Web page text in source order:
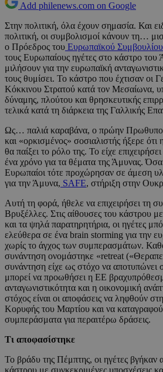
Add philenews.com on Google
Στην πολιτική, όλα έχουν σημασία. Και
πολιτική, οι συμβολισμοί κάνουν τη…
ο Πρόεδρος του Ευρωπαϊκού Συμβουλίου
τους Ευρωπαίους ηγέτες στο κάστρο του
μιλήσουν για την ευρωπαϊκή
τους θυμίσει. Το κάστρο που έχτισαν οι
Κόκκινου Στρατού κατά τον Μεσαίωνα,
δύναμης, πλούτου και θρησκευτικής
τελικά κατά τη διάρκεια της Γαλλικής
Ως… παλιά καραβάνα, ο πρώην
και «ορκισμένος» σοσιαλιστής ήξερε ότι
θα παίξει το ρόλο της. Το είχε
ένα χρόνο για τα θέματα της Άμυνας. Όσα
Ευρωπαίοι τότε προχώρησαν σε άμεση
για την Άμυνα, SAFE, στήριξη στην
Αυτή τη φορά, ήθελε να επιχειρήσει τη
Βρυξέλλες. Στις αίθουσες του κάστρου
και τα ψηλά παρατηρητήρια, οι ηγέτες
ελεύθερα σε ένα brain storming για την
χωρίς το άγχος των συμπερασμάτων.
συνάντηση ονομάστηκε «retreat
συνάντηση είχε ως στόχο να αποτυπώνει
μπορεί να προωθήσει η ΕΕ
ανταγωνιστικότητα και η οικονομική
στόχος είναι οι αποφάσεις να ληφθούν
Κορυφής του Μαρτίου και να
συμπεράσματα για περαιτέρω δράσεις.
Τι αποφασίστηκε
Το βράδυ της Πέμπτης, οι ηγέτες βγήκαν
κάστρου με συγκεκριμένες υποσχέσεις